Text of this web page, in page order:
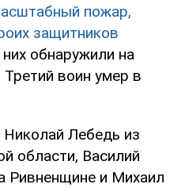
пожар,
защитников
обнаружили на
воин умер в
Николай Лебедь из
области, Василий
Ривненщине и Михаил